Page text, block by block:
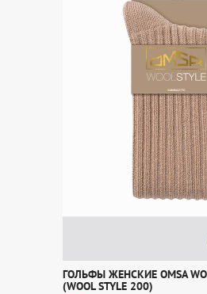
ГОЛЬФЫ ЖЕНСКИЕ OMSA
(WOOL STYLE 200)